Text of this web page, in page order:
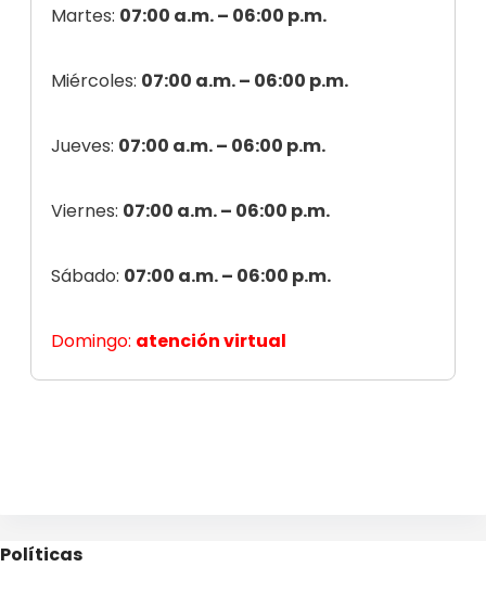
Martes: 07:00 a.m. – 06:00 p.m.
Miércoles: 07:00 a.m. – 06:00 p.m.
Jueves: 07:00 a.m. – 06:00 p.m.
Viernes: 07:00 a.m. – 06:00 p.m.
Sábado: 07:00 a.m. – 06:00 p.m.
Domingo: atención virtual
Políticas